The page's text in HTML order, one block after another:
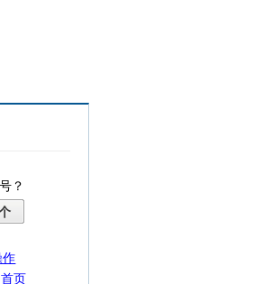
？
作
页